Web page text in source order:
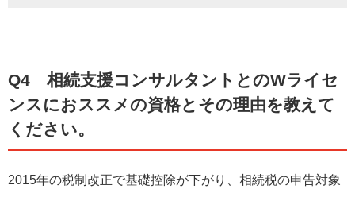
Q4 相続支援コンサルタントとのWライセ
ンスにおススメの資格とその理由を教えて
ください。
2015年の税制改正で基礎控除が下がり、相続税の申告対象